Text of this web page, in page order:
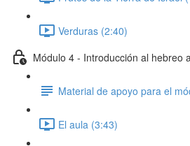
Verduras (2:40)
Módulo 4 - Introducción al hebreo
Material de apoyo para el
El aula (3:43)